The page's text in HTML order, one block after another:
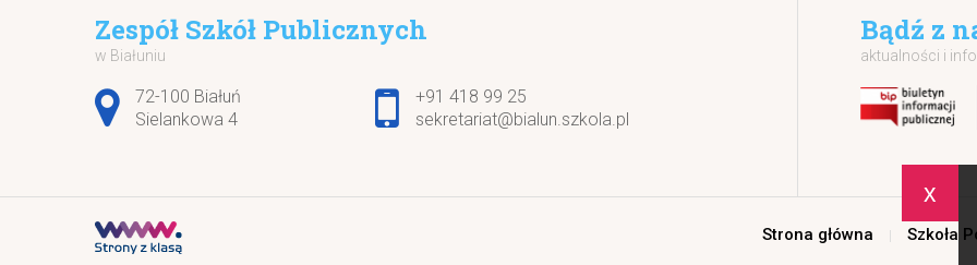
x
Zespół Szkół Publicznych
w Białuniu
Adres pocztowy:
72-100 Białuń
Sielankowa 4
+91 418 99 25
sekretariat@bialun.szkola.pl
Bądź z
aktualności i
Strona główna Szkoła